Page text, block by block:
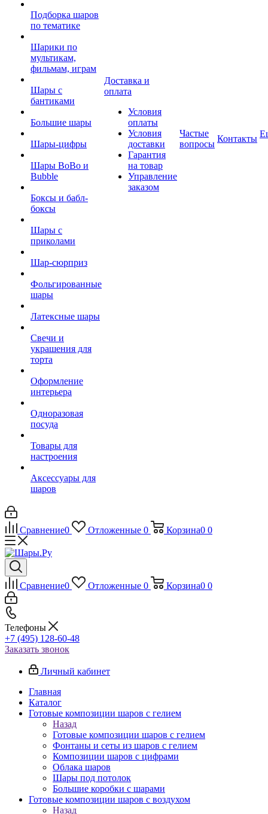
Подборка шаров
по тематике
Шарики по
мультикам,
фильмам, играм
Шары с
бантиками
Большие шары
Шары-цифры
Шары BoBo и
Bubble
Боксы и бабл-
боксы
Шары с
приколами
Шар-сюрприз
Фольгированные
шары
Латексные шары
Свечи и
украшения для
торта
Оформление
интерьера
Одноразовая
посуда
Товары для
настроения
Аксессуары для
шаров
Доставка и
оплата
Условия
оплаты
Условия
доставки
Гарантия
на товар
Управление
заказом
Частые
вопросы
Контакты
Сравнение0 Отложенные 0 Корзина0 0
Сравнение0 Отложенные 0 Корзина0 0
Телефоны
+7 (495) 128-60-48
Заказать звонок
Личный кабинет
Главная
Каталог
Готовые композиции шаров с гелием
Назад
Готовые композиции шаров с гелием
Фонтаны и сеты из шаров с гелием
Композиции шаров с цифрами
Облака шаров
Шары под потолок
Большие коробки с шарами
Готовые композиции шаров с воздухом
Назад